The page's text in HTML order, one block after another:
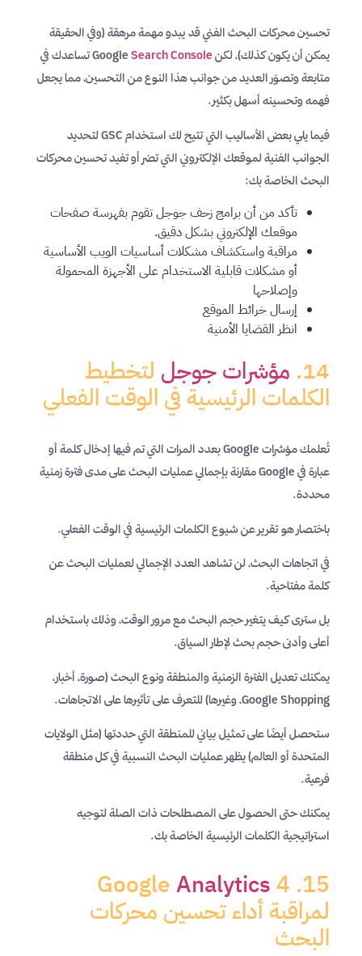
تحسين محركات البحث الفني قد يبدو مهمة مرهقة (وفي الحقيقة
يمكن أن يكون كذلك)، لكن Google Search Console
تساعدك في
متابعة وتصوّر العديد من جوانب هذا النوع من التحسين، مما يجعل
فهمه وتحسينه أسهل بكثير.
فيما يلي بعض الأساليب التي تتيح لك استخدام GSC لتحديد
الجوانب الفنية لموقعك الإلكتروني التي تضر أو تفيد تحسين محركات
البحث الخاصة بك:
تأكد من أن برامج زحف جوجل تقوم بفهرسة صفحات
موقعك الإلكتروني بشكل دقيق.
مراقبة واستكشاف مشكلات أساسيات الويب الأساسية
أو مشكلات قابلية الاستخدام على الأجهزة المحمولة
وإصلاحها
إرسال خرائط الموقع
انظر القضايا الأمنية
14. مؤشرات جوجل لتخطيط
الكلمات الرئيسية في الوقت الفعلي
تُعلمك مؤشرات Google بعدد المرات التي تم فيها إدخال كلمة أو
عبارة في Google مقارنة بإجمالي عمليات البحث على مدى فترة زمنية
محددة.
باختصار هو تقرير عن شيوع الكلمات الرئيسية في الوقت الفعلي.
في اتجاهات البحث، لن تشاهد العدد الإجمالي لعمليات البحث عن
كلمة مفتاحية.
بل سترى كيف يتغير حجم البحث مع مرور الوقت، وذلك باستخدام
أعلى وأدنى حجم بحث لإطار السياق.
يمكنك تعديل الفترة الزمنية والمنطقة ونوع البحث (صورة، أخبار،
Google Shopping، وغيرها) للتعرف على تأثيرها على الاتجاهات.
ستحصل أيضًا على تمثيل بياني للمنطقة التي حددتها (مثل الولايات
المتحدة أو العالم) يظهر عمليات البحث النسبية في كل منطقة
فرعية.
يمكنك حتى الحصول على المصطلحات ذات الصلة لتوجيه
استراتيجية الكلمات الرئيسية الخاصة بك.
Analytics 4
لمراقبة أداء تحسين محركات
البحث